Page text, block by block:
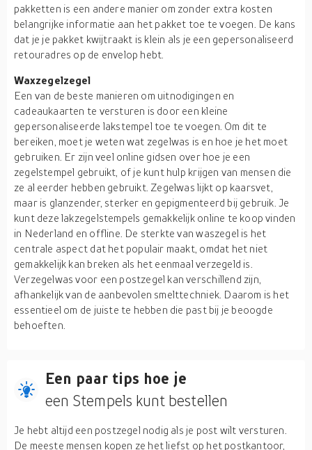
pakketten is een andere manier om zonder extra kosten
belangrijke informatie aan het pakket toe te voegen. De kans
dat je je pakket kwijtraakt is klein als je een gepersonaliseerd
retouradres op de envelop hebt.
Waxzegelzegel
Een van de beste manieren om uitnodigingen en
cadeaukaarten te versturen is door een kleine
gepersonaliseerde lakstempel toe te voegen. Om dit te
bereiken, moet je weten wat zegelwas is en hoe je het moet
gebruiken. Er zijn veel online gidsen over hoe je een
zegelstempel gebruikt, of je kunt hulp krijgen van mensen die
ze al eerder hebben gebruikt. Zegelwas lijkt op kaarsvet,
maar is glanzender, sterker en gepigmenteerd bij gebruik. Je
kunt deze lakzegelstempels gemakkelijk online te koop vinden
in Nederland en offline. De sterkte van waszegel is het
centrale aspect dat het populair maakt, omdat het niet
gemakkelijk kan breken als het eenmaal verzegeld is.
Verzegelwas voor een postzegel kan verschillend zijn,
afhankelijk van de aanbevolen smelttechniek. Daarom is het
essentieel om de juiste te hebben die past bij je beoogde
behoeften.
Een paar tips hoe je
een Stempels kunt bestellen
Je hebt altijd een postzegel nodig als je post wilt versturen.
De meeste mensen kopen ze het liefst op het postkantoor,